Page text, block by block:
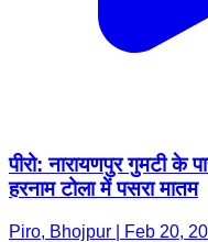
पीरो: नारायणपुर गुमटी
हरनाम टोला में पसरा मातम
Piro, Bhojpur | Feb 20,